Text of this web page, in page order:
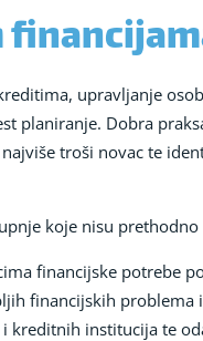
upravljanje
planiranje. Dobra
troši novac te
koje nisu prethodno
financijske potrebe
financijskih problema
kreditnih institucija te